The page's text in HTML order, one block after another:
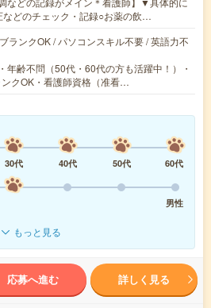
どのチェック・記録○お薬の飲…
ランクOK / パソコンスキル不要 / 英語力不
齢不問（50代・60代の方も活躍中！）・
クOK・看護師資格（准看…
30代 40代 50代
60代
男性
もっと見る
応募へ進む 詳しく見る